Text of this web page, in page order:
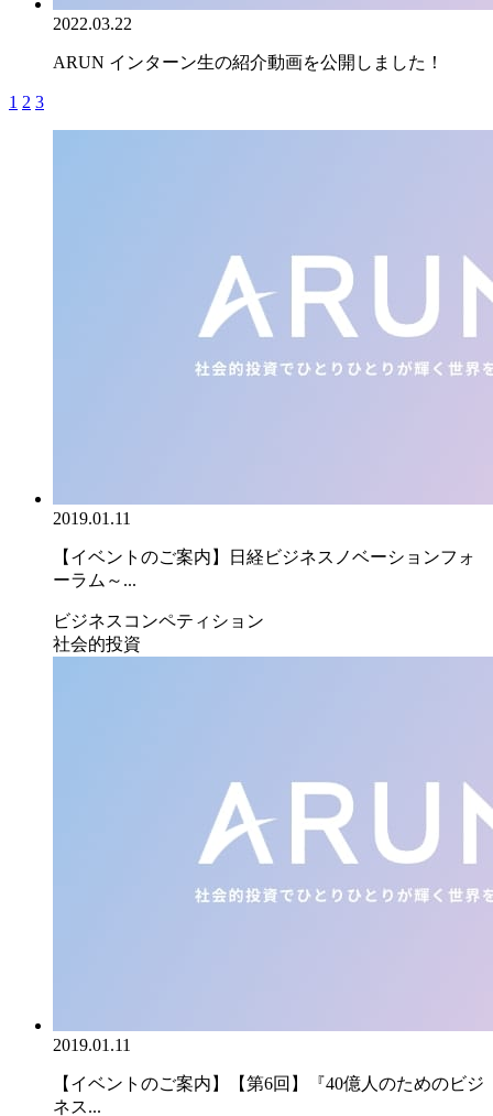
2022.03.22
ARUN インターン生の紹介動画を公開しました！
1 2 3
2019.01.11
【イベントのご案内】日経ビジネスノベーションフォ
ーラム～...
ビジネスコンペティション
社会的投資
2019.01.11
【イベントのご案内】【第6回】『40億人のためのビジ
ネス...